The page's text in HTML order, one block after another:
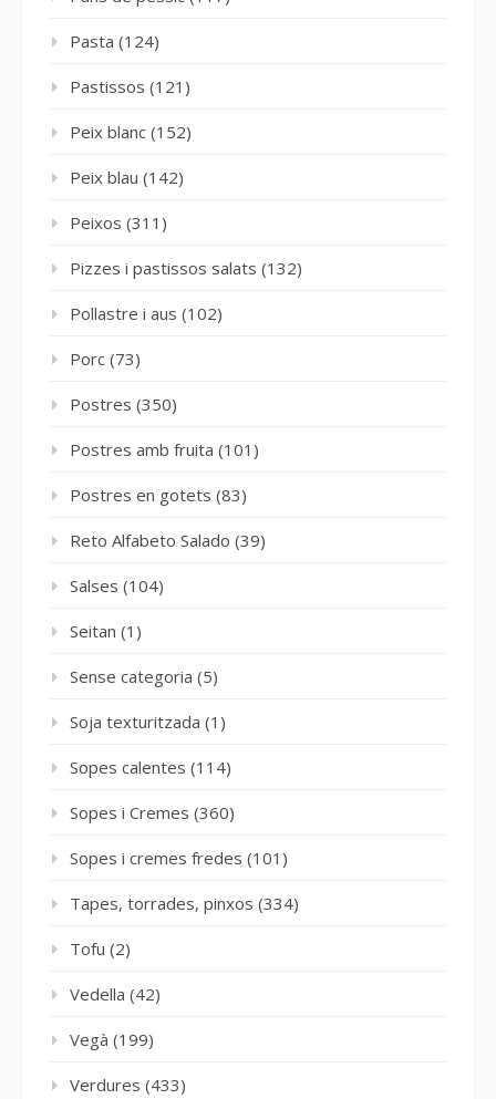
Pasta (124)
Pastissos (121)
Peix blanc (152)
Peix blau (142)
Peixos (311)
Pizzes i pastissos salats (132)
Pollastre i aus (102)
Porc (73)
Postres (350)
Postres amb fruita (101)
Postres en gotets (83)
Reto Alfabeto Salado (39)
Salses (104)
Seitan (1)
Sense categoria (5)
Soja texturitzada (1)
Sopes calentes (114)
Sopes i Cremes (360)
Sopes i cremes fredes (101)
Tapes, torrades, pinxos (334)
Tofu (2)
Vedella (42)
Vegà (199)
Verdures (433)